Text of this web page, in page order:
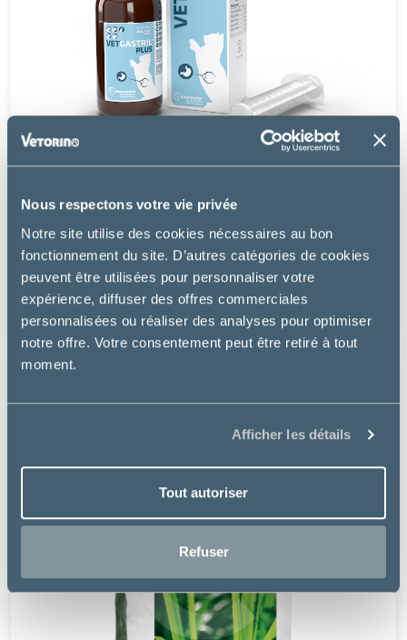
Nous respectons votre vie privée
Notre site utilise des cookies nécessaires au bon
fonctionnement du site. D’autres catégories de cookies
peuvent être utilisées pour personnaliser votre
expérience, diffuser des offres commerciales
personnalisées ou réaliser des analyses pour optimiser
notre offre. Votre consentement peut être retiré à tout
moment.
Afficher les détails
Tout autoriser
Refuser
Pharmadiet
VETGASTRIL PLUS – CHIEN, CHAT & NAC
à partir de
17.99€